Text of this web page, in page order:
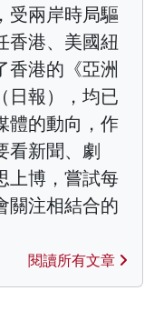
受兩岸時局驅
香港、美國紐
香港的《亞洲
日報），均已
體的動向，作
看新聞、劇
上博，嘗試每
關注相結合的
閱讀所有文章